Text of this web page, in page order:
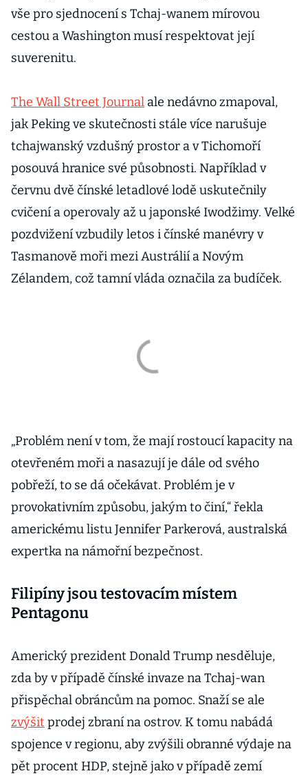
vše pro sjednocení s Tchaj-wanem mírovou
cestou a Washington musí respektovat její
suverenitu.
The Wall Street Journal ale nedávno zmapoval,
jak Peking ve skutečnosti stále více narušuje
tchajwanský vzdušný prostor a v Tichomoří
posouvá hranice své působnosti. Například v
červnu dvě čínské letadlové lodě uskutečnily
cvičení a operovaly až u japonské Iwodžimy. Velké
pozdvižení vzbudily letos i čínské manévry v
Tasmanově moři mezi Austrálií a Novým
Zélandem, což tamní vláda označila za budíček.
„Problém není v tom, že mají rostoucí kapacity na
otevřeném moři a nasazují je dále od svého
pobřeží, to se dá očekávat. Problém je v
provokativním způsobu, jakým to činí,“ řekla
americkému listu Jennifer Parkerová, australská
expertka na námořní bezpečnost.
Filipíny jsou testovacím místem
Pentagonu
Americký prezident Donald Trump nesděluje,
zda by v případě čínské invaze na Tchaj-wan
přispěchal obráncům na pomoc. Snaží se ale
zvýšit prodej zbraní na ostrov. K tomu nabádá
spojence v regionu, aby zvýšili obranné výdaje na
pět procent HDP, stejně jako v případě zemí